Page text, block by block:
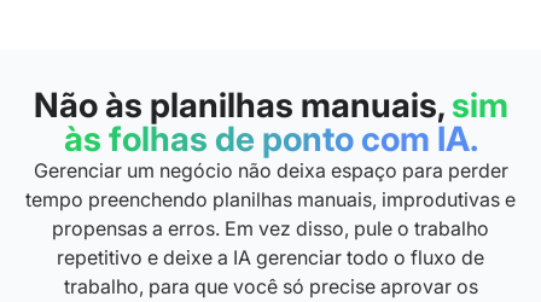
Não às planilhas manuais, sim
às folhas de ponto com IA.
Gerenciar um negócio não deixa espaço para perder
tempo preenchendo planilhas manuais, improdutivas e
propensas a erros. Em vez disso, pule o trabalho
repetitivo e deixe a IA gerenciar todo o fluxo de
trabalho, para que você só precise aprovar os